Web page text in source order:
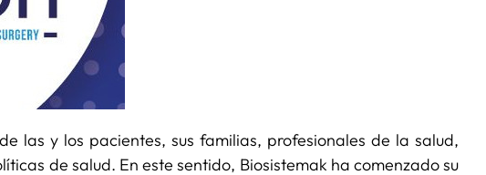
las y los pacientes, sus familias, profesionales de la salud,
de salud. En este sentido, Biosistemak ha comenzado su